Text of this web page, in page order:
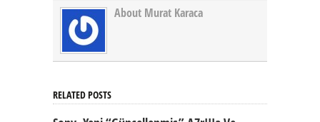
About Murat Karaca
RELATED POSTS